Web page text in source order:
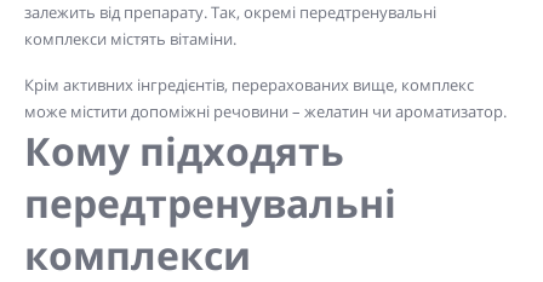
залежить від препарату. Так, окремі передтренувальні
комплекси містять вітаміни.
Крім активних інгредієнтів, перерахованих вище, комплекс
може містити допоміжні речовини – желатин чи ароматизатор.
Кому підходять
передтренувальні
комплекси